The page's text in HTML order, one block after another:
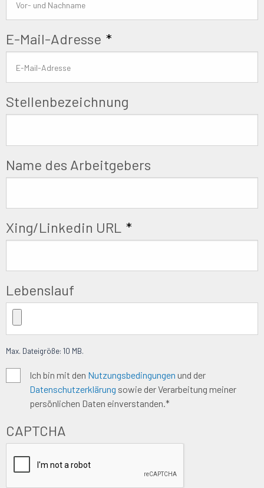
E-Mail-Adresse *
Stellenbezeichnung
Name des Arbeitgebers
Xing/Linkedin URL *
Lebenslauf
Max. Dateigröße: 10 MB.
Algemene
voorwaarden *
Ich bin mit den Nutzungsbedingungen und der
Datenschutzerklärung sowie der Verarbeitung meiner
persönlichen Daten einverstanden.*
CAPTCHA